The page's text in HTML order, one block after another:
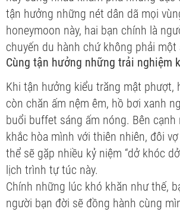
tận hưởng những nét dân dã mọi
honeymoon này, hai bạn chính là
chuyến du hành chứ không phải một
Cùng tận hưởng những trải nghiệm
Khi tận hưởng kiểu trăng mật phượt,
còn chăn ấm nệm êm, hồ bơi xanh
buổi buffet sáng ấm nóng. Bên cạnh
khắc hòa mình với thiên nhiên, đôi
thể sẽ gặp nhiều kỷ niệm “dở khóc
lịch trình tự túc này.
Chính những lúc khó khăn như thế,
người bạn đời sẽ đồng hành cùng